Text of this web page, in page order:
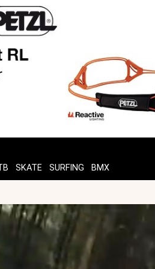
SKATE SURFING BMX